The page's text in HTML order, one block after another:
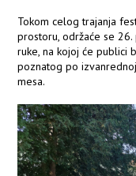
Tokom celog trajanja
prostoru, održaće se
ruke, na kojoj će publici
poznatog po
mesa.